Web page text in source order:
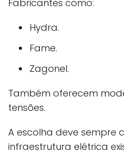
Fabricantes como:
Hydra.
Fame.
Zagonel.
Também oferecem
tensões.
A escolha deve sempre
infraestrutura elétrica